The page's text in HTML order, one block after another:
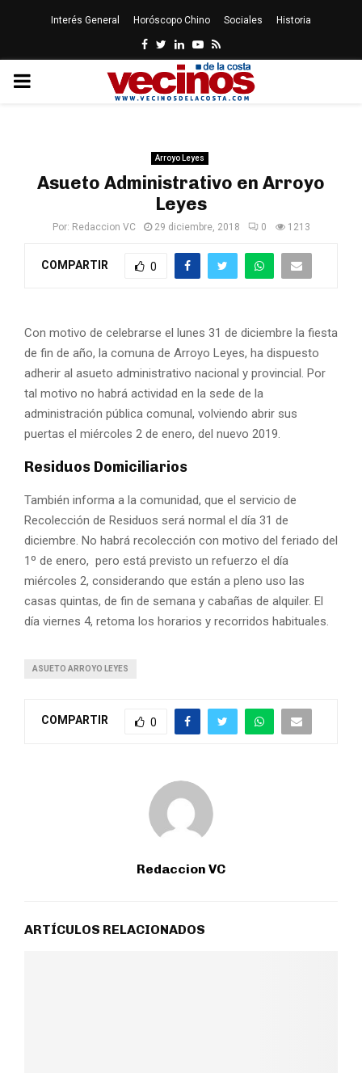
Interés General Horóscopo Chino Sociales Historia
Facebook
Twitter
LinkedinYoutube
Rss
PRIMARY
Arroyo Leyes
Asueto Administrativo en Arroyo
Leyes
Por: Redaccion VC 29 diciembre, 2018 0 1213
COMPARTIR 0
Con motivo de celebrarse el lunes 31 de diciembre la fiesta
de fin de año, la comuna de Arroyo Leyes, ha dispuesto
adherir al asueto administrativo nacional y provincial. Por
tal motivo no habrá actividad en la sede de la
administración pública comunal, volviendo abrir sus
puertas el miércoles 2 de enero, del nuevo 2019.
Residuos Domiciliarios
También informa a la comunidad, que el servicio de
Recolección de Residuos será normal el día 31 de
diciembre. No habrá recolección con motivo del feriado del
1º de enero, pero está previsto un refuerzo el día
miércoles 2, considerando que están a pleno uso las
casas quintas, de fin de semana y cabañas de alquiler. El
día viernes 4, retoma los horarios y recorridos habituales.
ASUETO ARROYO LEYES
COMPARTIR 0
Redaccion VC
ARTÍCULOS RELACIONADOS